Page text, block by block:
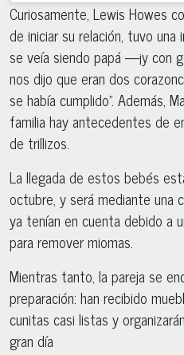
Curiosamente, Lewis Howes
de iniciar su relación, tuvo
se veía siendo papá —¡y con
nos dijo que eran dos
se había cumplido”. Además,
familia hay antecedentes de
de trillizos.
La llegada de estos bebés
octubre, y será mediante una
ya tenían en cuenta debido a
para remover miomas.
Mientras tanto, la pareja se
preparación: han recibido
cunitas casi listas y
gran día